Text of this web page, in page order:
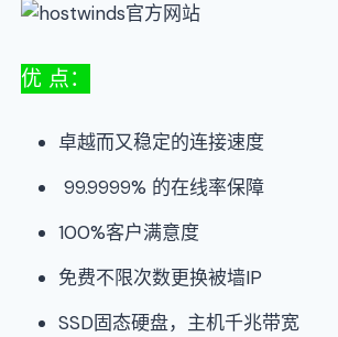
优 点：
卓越而又稳定的连接速度
99.9999% 的在线率保障
100%客户满意度
免费不限次数更换被墙IP
SSD固态硬盘，主机千兆带宽